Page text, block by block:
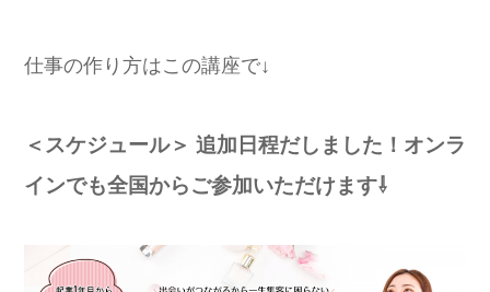
仕事の作り方はこの講座で↓
＜スケジュール＞ 追加日程だしました！オンラ
インでも全国からご参加いただけます⇩